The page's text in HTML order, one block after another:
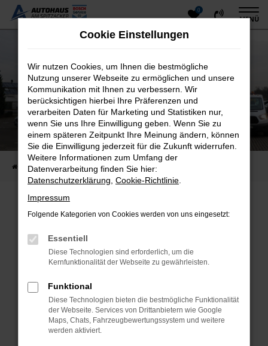
Zum
0
MENÜ
Startseite Rotstiftangebote
Jetzt heißt es schnell sein! Wenn
Unsere aktuellen Rotstiftangebote
Fehler: Network Error
Beim Laden ist ein Fehler aufgetreten.
Hier sind ein paar Tipps, die dir helfen können:
Cookie Einstellungen
Wir nutzen Cookies, um Ihnen die bestmögliche
Nutzung unserer Webseite zu ermöglichen und unsere
Kommunikation mit Ihnen zu verbessern. Wir
berücksichtigen hierbei Ihre Präferenzen und
verarbeiten Daten für Marketing und Statistiken nur,
wenn Sie uns Ihre Einwilligung geben. Wenn Sie zu
einem späteren Zeitpunkt Ihre Meinung ändern, können
Sie die Einwilligung jederzeit für die Zukunft widerrufen.
Weitere Informationen zum Umfang der
Datenverarbeitung finden Sie hier:
Datenschutzerklärung Cookie-Richtlinie
Impressum
Folgende Kategorien von Cookies werden von uns eingesetzt:
Essentiell
Diese Technologien sind erforderlich, um die
Kernfunktionalität der Webseite zu gewährleisten.
Funktional
Diese Technologien bieten die bestmögliche Funktionalität
der Webseite. Services von Drittanbietern wie Google
Maps, Chats, Fahrzeugbewertungssystem und weitere
werden aktiviert.